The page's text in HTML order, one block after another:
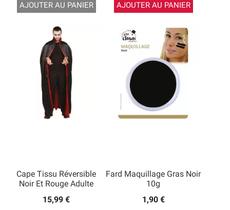
AJOUTER AU PANIER AJOUTER AU PANIER
Cape Tissu Réversible
Noir Et Rouge Adulte
15,99 €
Fard Maquillage Gras Noir
10g
1,90 €